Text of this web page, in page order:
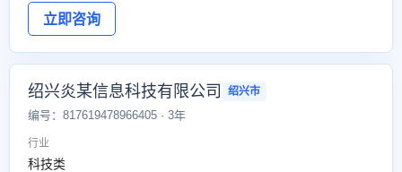
立即咨询
绍兴炎某信息科技有限公司 绍兴市
编号：817619478966405 · 3年
行业
科技类